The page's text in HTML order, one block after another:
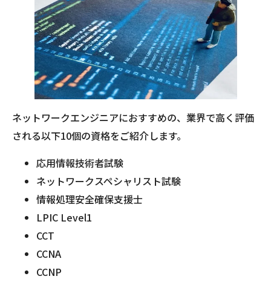
ネットワークエンジニアにおすすめの、業界で高く評価
される以下10個の資格をご紹介します。
応用情報技術者試験
ネットワークスペシャリスト試験
情報処理安全確保支援士
LPIC Level1
CCT
CCNA
CCNP